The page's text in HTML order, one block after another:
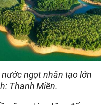
ngọt nhân tạo lớn
Thanh Miền.